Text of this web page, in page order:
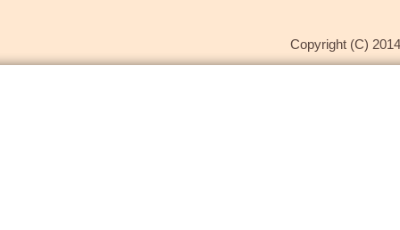
Copyright (C)